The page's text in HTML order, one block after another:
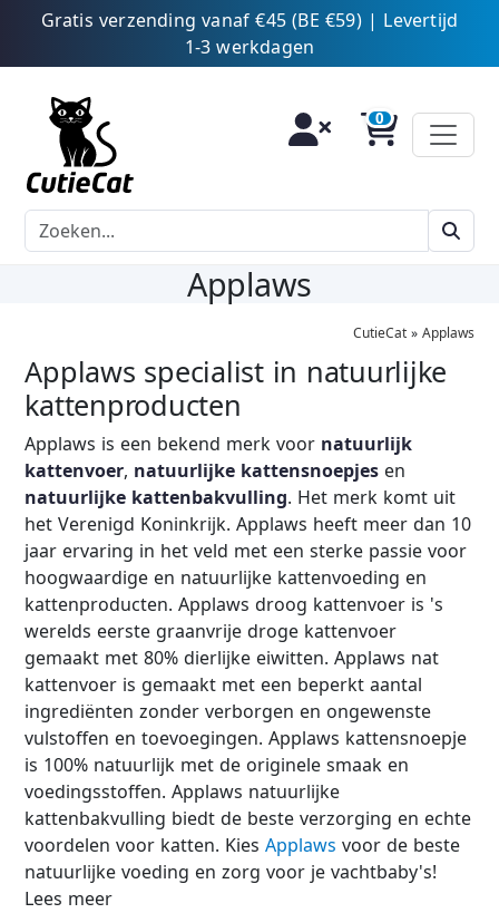
Gratis verzending vanaf €45 (BE €59) | Levertijd
1-3 werkdagen
Applaws
CutieCat» Applaws
Applaws specialist in natuurlijke
kattenproducten
Applaws is een bekend merk voor natuurlijk
kattenvoer, natuurlijke kattensnoepjes en
natuurlijke kattenbakvulling. Het merk komt uit
het Verenigd Koninkrijk. Applaws heeft meer dan 10
jaar ervaring in het veld met een sterke passie voor
hoogwaardige en natuurlijke kattenvoeding en
kattenproducten. Applaws droog kattenvoer is 's
werelds eerste graanvrije droge kattenvoer
gemaakt met 80% dierlijke eiwitten. Applaws nat
kattenvoer is gemaakt met een beperkt aantal
ingrediënten zonder verborgen en ongewenste
vulstoffen en toevoegingen. Applaws kattensnoepje
is 100% natuurlijk met de originele smaak en
voedingsstoffen. Applaws natuurlijke
kattenbakvulling biedt de beste verzorging en echte
voordelen voor katten. KiesApplaws voor de beste
natuurlijke voeding en zorg voor je vachtbaby's!
Lees meer